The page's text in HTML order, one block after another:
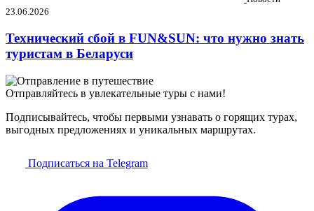
23.06.2026
Технический сбой в FUN&SUN: что нужно знать
туристам в Беларуси
Отправляйтесь в увлекательные туры с нами!
Подписывайтесь, чтобы первыми узнавать о горящих турах,
выгодных предложениях и уникальных маршрутах.
Подписаться на Telegram